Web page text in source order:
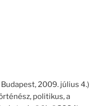
Budapest, 2009. július 4.)
politikus, a